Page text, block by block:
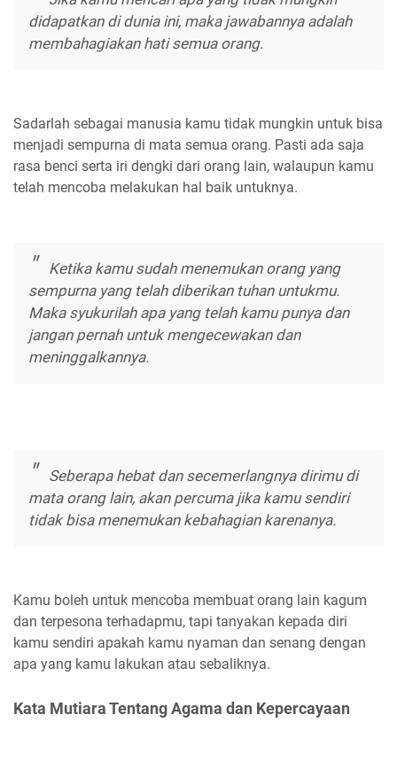
didapatkan di dunia ini, maka jawabannya adalah
membahagiakan hati semua orang.
Sadarlah sebagai manusia kamu tidak mungkin untuk bisa
menjadi sempurna di mata semua orang. Pasti ada saja
rasa benci serta iri dengki dari orang lain, walaupun kamu
telah mencoba melakukan hal baik untuknya.
Ketika kamu sudah menemukan orang yang
sempurna yang telah diberikan tuhan untukmu.
Maka syukurilah apa yang telah kamu punya dan
jangan pernah untuk mengecewakan dan
meninggalkannya.
Seberapa hebat dan secemerlangnya dirimu di
mata orang lain, akan percuma jika kamu sendiri
tidak bisa menemukan kebahagian karenanya.
Kamu boleh untuk mencoba membuat orang lain kagum
dan terpesona terhadapmu, tapi tanyakan kepada diri
kamu sendiri apakah kamu nyaman dan senang dengan
apa yang kamu lakukan atau sebaliknya.
Kata Mutiara Tentang Agama dan Kepercayaan